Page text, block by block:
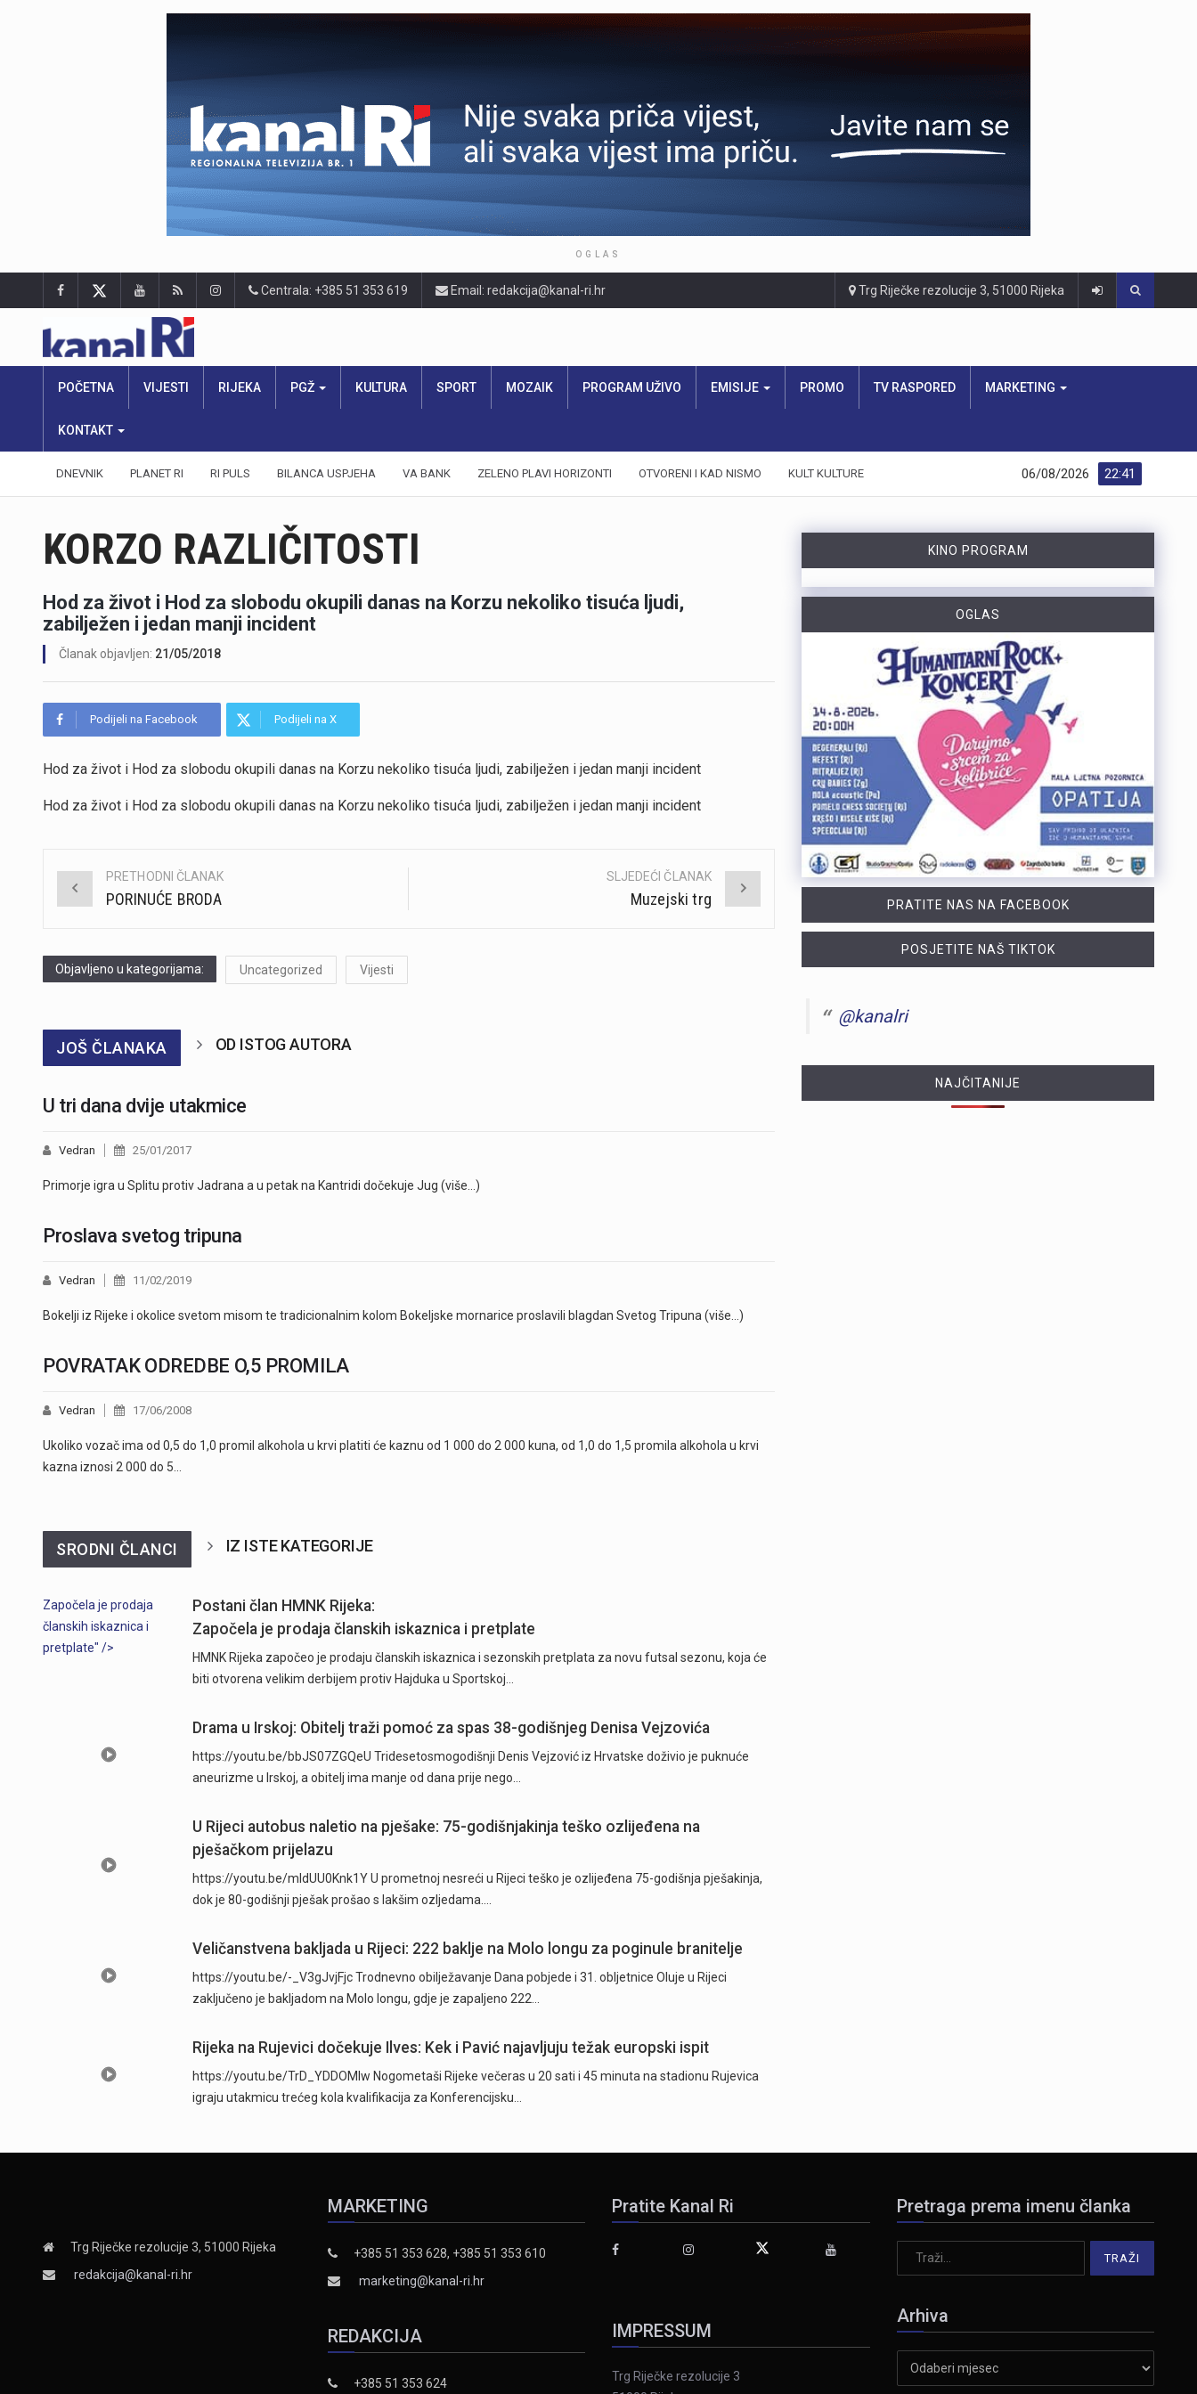
OGLAS
Centrala: +385 51 353 619 Email: redakcija@kanal-ri.hr Trg Riječke rezolucije 3, 51000 Rijeka
POČETNA VIJESTI RIJEKA PGŽ KULTURA SPORT MOZAIK PROGRAM UŽIVO EMISIJE PROMO TV RASPORED MARKETING
KONTAKT
DNEVNIK PLANET RI RI PULS BILANCA USPJEHA VA BANK ZELENO PLAVI HORIZONTI OTVORENI I KAD NISMO KULT KULTURE 22:41
06/08/2026
KORZO RAZLIČITOSTI
Hod za život i Hod za slobodu okupili danas na Korzu nekoliko tisuća ljudi,
zabilježen i jedan manji incident
Članak objavljen: 21/05/2018
Podijeli na Facebook Podijeli na X
Hod za život i Hod za slobodu okupili danas na Korzu nekoliko tisuća ljudi, zabilježen i jedan manji incident
Hod za život i Hod za slobodu okupili danas na Korzu nekoliko tisuća ljudi, zabilježen i jedan manji incident
Post
PRETHODNI ČLANAK
PORINUĆE BRODA
SLJEDEĆI ČLANAK
Muzejski trg
Objavljeno u kategorijama: Uncategorized Vijesti
JOŠ ČLANAKA OD ISTOG AUTORA
U tri dana dvije utakmice
Vedran 25/01/2017
Primorje igra u Splitu protiv Jadrana a u petak na Kantridi dočekuje Jug (više…)
Proslava svetog tripuna
Vedran 11/02/2019
Bokelji iz Rijeke i okolice svetom misom te tradicionalnim kolom Bokeljske mornarice proslavili blagdan Svetog Tripuna (više…)
POVRATAK ODREDBE O,5 PROMILA
Vedran 17/06/2008
Ukoliko vozač ima od 0,5 do 1,0 promil alkohola u krvi platiti će kaznu od 1 000 do 2 000 kuna, od 1,0 do 1,5 promila alkohola u krvi
kazna iznosi 2 000 do 5…
SRODNI ČLANCI IZ ISTE KATEGORIJE
Započela je prodaja
članskih iskaznica i
pretplate" />
Postani član HMNK Rijeka:
Započela je prodaja članskih iskaznica i pretplate
HMNK Rijeka započeo je prodaju članskih iskaznica i sezonskih pretplata za novu futsal sezonu, koja će
biti otvorena velikim derbijem protiv Hajduka u Sportskoj…
Drama u Irskoj: Obitelj traži pomoć za spas 38-godišnjeg Denisa Vejzovića
https://youtu.be/bbJS07ZGQeU Tridesetosmogodišnji Denis Vejzović iz Hrvatske doživio je puknuće
aneurizme u Irskoj, a obitelj ima manje od dana prije nego…
U Rijeci autobus naletio na pješake: 75-godišnjakinja teško ozlijeđena na
pješačkom prijelazu
https://youtu.be/mldUU0Knk1Y U prometnoj nesreći u Rijeci teško je ozlijeđena 75-godišnja pješakinja,
dok je 80-godišnji pješak prošao s lakšim ozljedama.…
Veličanstvena bakljada u Rijeci: 222 baklje na Molo longu za poginule branitelje
https://youtu.be/-_V3gJvjFjc Trodnevno obilježavanje Dana pobjede i 31. obljetnice Oluje u Rijeci
zaključeno je bakljadom na Molo longu, gdje je zapaljeno 222…
Rijeka na Rujevici dočekuje Ilves: Kek i Pavić najavljuju težak europski ispit
https://youtu.be/TrD_YDDOMIw Nogometaši Rijeke večeras u 20 sati i 45 minuta na stadionu Rujevica
igraju utakmicu trećeg kola kvalifikacija za Konferencijsku…
KINO PROGRAM
OGLAS
PRATITE NAS NA FACEBOOK
POSJETITE NAŠ TIKTOK
@kanalri
NAJČITANIJE
Trg Riječke rezolucije 3, 51000 Rijeka
redakcija@kanal-ri.hr
MARKETING
+385 51 353 628, +385 51 353 610
marketing@kanal-ri.hr
REDAKCIJA
+385 51 353 624
Pratite Kanal Ri
IMPRESSUM
Trg Riječke rezolucije 3
Pretraga prema imenu članka
Arhiva